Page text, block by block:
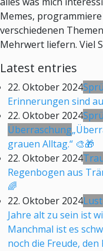
Memes,
verschiedenen
Mehrwert liefern. Viel
Latest entries
22. Oktober 2024
Erinnerungen sind
22. Oktober 2024
Überraschung
grauen Alltag.“ 🎨🎁
22. Oktober 2024
Regenbogen aus
🌈
22. Oktober 2024
Jahre alt zu sein ist
Manchmal ist es
noch die Freude, den